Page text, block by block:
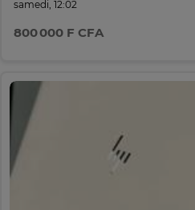
samedi, 12:02
800 000 F CFA